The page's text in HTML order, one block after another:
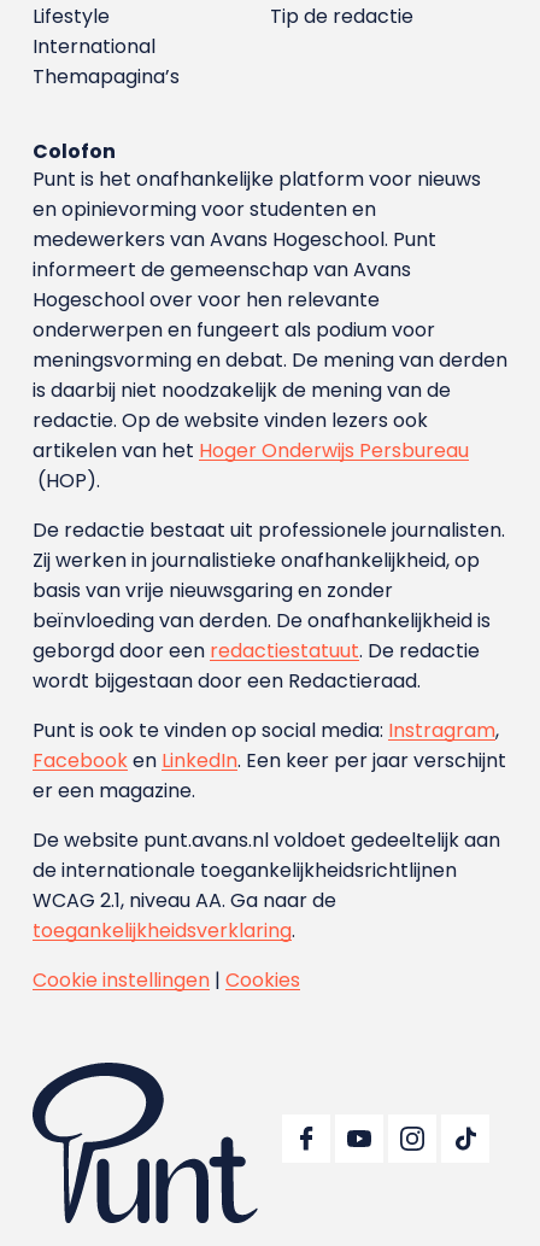
Tip de redactie
Lifestyle
International
Themapagina’s
Colofon
Punt is het onafhankelijke platform voor nieuws
en opinievorming voor studenten en
medewerkers van Avans Hoge­school. Punt
informeert de gemeenschap van Avans
Hogeschool over voor hen relevante
onderwerpen en fungeert als podium voor
meningsvorming en debat. De mening van derden
is daarbij niet noodzakelijk de mening van de
redactie. Op de website vinden lezers ook
artikelen van het Hoger Onderwijs Persbureau
(HOP).
De redactie bestaat uit professionele journalisten.
Zij werken in journalistieke onafhankelijkheid, op
basis van vrije nieuwsgaring en zonder
beïnvloeding van derden. De onafhankelijkheid is
geborgd door een redactiestatuut. De redactie
wordt bijgestaan door een Redactieraad.
Punt is ook te vinden op social media: Instragram,
Facebooken LinkedIn. Een keer per jaar verschijnt
er een magazine.
De website punt.avans.nl voldoet gedeeltelijk aan
de internationale toegankelijkheidsrichtlijnen
WCAG 2.1, niveau AA. Ga naar de
toegankelijkheidsverklaring.
Cookie instellingen| Cookies